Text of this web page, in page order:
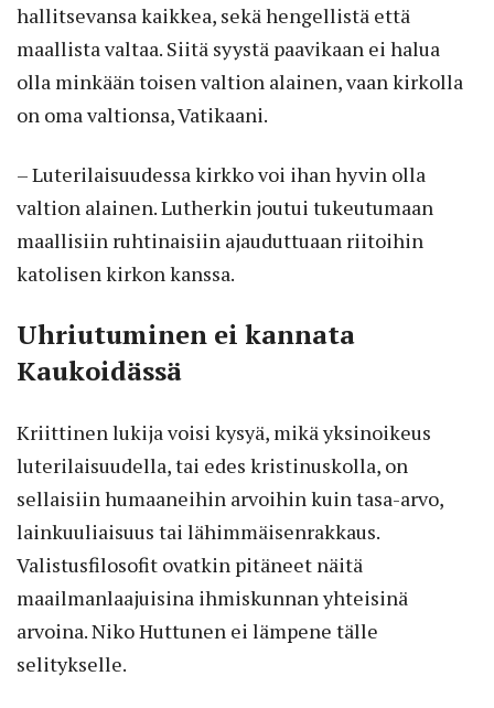
hallitsevansa kaikkea, sekä hengellistä että
maallista valtaa. Siitä syystä paavikaan ei halua
olla minkään toisen valtion alainen, vaan kirkolla
on oma valtionsa, Vatikaani.
– Luterilaisuudessa kirkko voi ihan hyvin olla
valtion alainen. Lutherkin joutui tukeutumaan
maallisiin ruhtinaisiin ajauduttuaan riitoihin
katolisen kirkon kanssa.
Uhriutuminen ei kannata
Kaukoidässä
Kriittinen lukija voisi kysyä, mikä yksinoikeus
luterilaisuudella, tai edes kristinuskolla, on
sellaisiin humaaneihin arvoihin kuin tasa-arvo,
lainkuuliaisuus tai lähimmäisenrakkaus.
Valistusfilosofit ovatkin pitäneet näitä
maailmanlaajuisina ihmiskunnan yhteisinä
arvoina. Niko Huttunen ei lämpene tälle
selitykselle.